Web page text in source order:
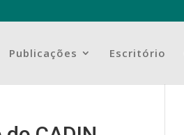
Publicações Escritório